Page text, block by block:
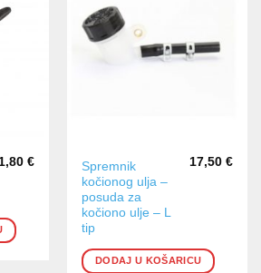
€
Spremnik
kočionog ulja –
posuda za
kočiono ulje – L
tip
17,50 €
DODAJ U KOŠARICU